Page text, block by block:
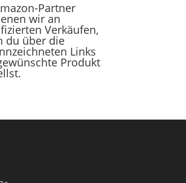
Partner
wir an
Verkäufen,
du über die
Links
Produkt